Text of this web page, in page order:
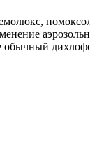
обычный